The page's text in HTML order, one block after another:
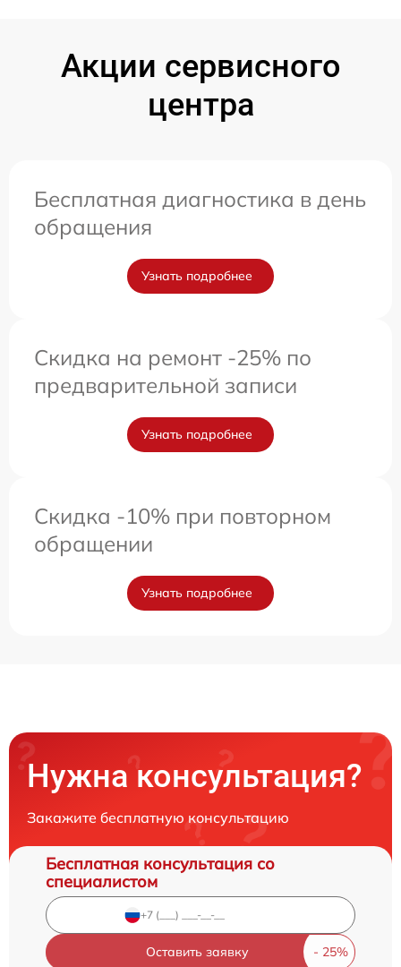
Акции сервисного
центра
Бесплатная диагностика в день
обращения
Узнать подробнее
Скидка на ремонт -25% по
предварительной записи
Узнать подробнее
Скидка -10% при повторном
обращении
Узнать подробнее
Нужна консультация?
Закажите бесплатную консультацию
Бесплатная консультация со
специалистом
Оставить заявку